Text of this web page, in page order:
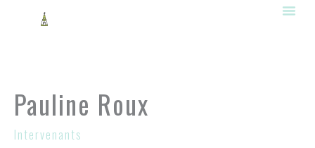
Pauline Roux
Intervenants